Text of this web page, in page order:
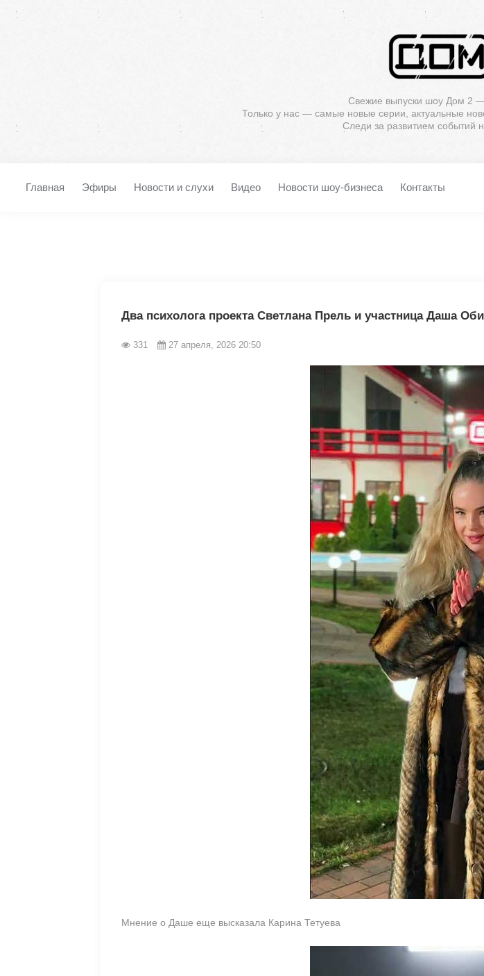
Свежие выпуски шоу Дом 2
Только у нас — самые новые серии, актуальные
Следи за развитием событий
Главная Эфиры Новости и слухи Видео Новости шоу-бизнеса Контакты
Два психолога проекта Светлана Прель и участница Даша
331 27 апреля, 2026 20:50
Мнение о Даше еще высказала Карина Тетуева